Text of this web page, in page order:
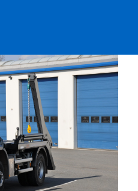
Technik